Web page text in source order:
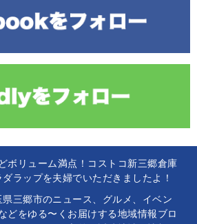
ボリューム満点！コストコ新三郷倉庫
ラップを夫婦でいただきましたよ！
三郷市のニュース、グルメ、イベン
どをゆる〜くお届けする地域情報ブロ